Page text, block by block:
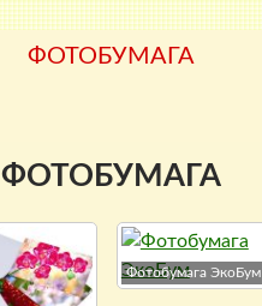
ФОТОБУМАГА
ФОТОБУМАГА
Фотобумага ЭкоБум